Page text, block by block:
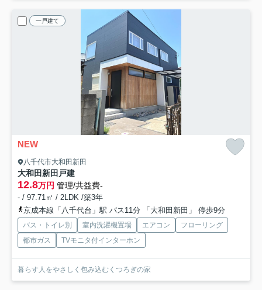
一戸建て
NEW
八千代市大和田新田
大和田新田戸建
12.8万円 管理/共益費-
- / 97.71㎡ / 2LDK /築3年
京成本線「八千代台」駅 バス11分 「大和田新田」 停歩9分
バス・トイレ別 室内洗濯機置場 エアコン
フローリング
都市ガス
TVモニタ付インターホン
暮らす人をやさしく包み込むくつろぎの家